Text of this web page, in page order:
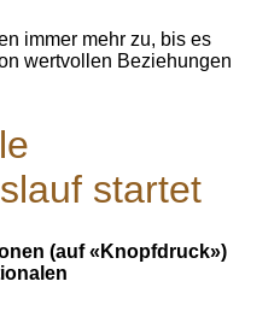
immer mehr zu, bis es
wertvollen Beziehungen
startet
(auf «Knopfdruck»)